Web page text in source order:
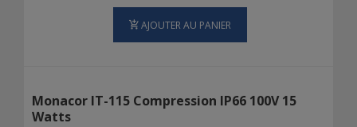
AJOUTER AU PANIER
Monacor IT-115 Compression IP66 100V 15
Watts